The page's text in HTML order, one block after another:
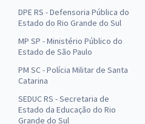
DPE RS - Defensoria Pública do
Estado do Rio Grande do Sul
MP SP - Ministério Público do
Estado de São Paulo
PM SC - Polícia Militar de Santa
Catarina
SEDUC RS - Secretaria de
Estado da Educação do Rio
Grande do Sul